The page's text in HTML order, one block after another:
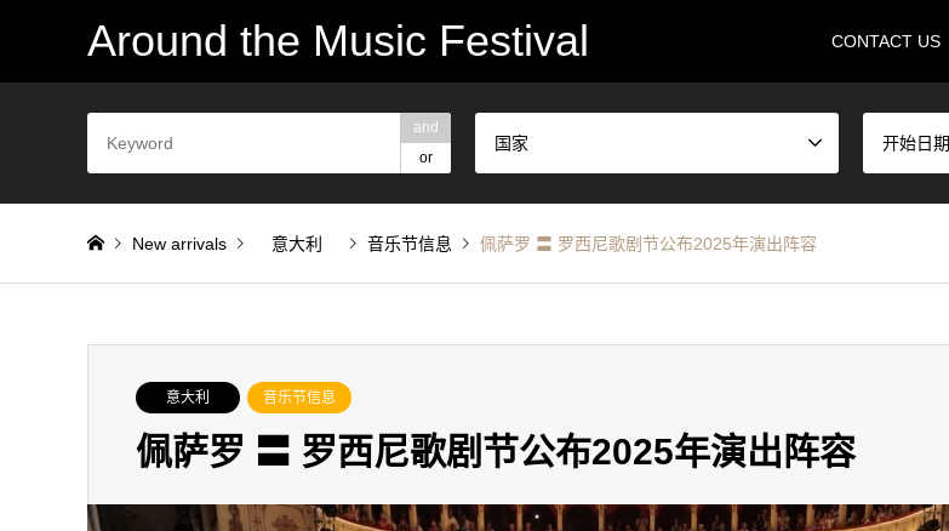
Around the Music Festival CONTACT US
and
or
国家 开始日期
New arrivals 意大利 音乐节信息 佩萨罗 〓 罗西尼歌剧节公布2025年演出阵容
意大利 音乐节信息
佩萨罗 〓 罗西尼歌剧节公布2025年演出阵容